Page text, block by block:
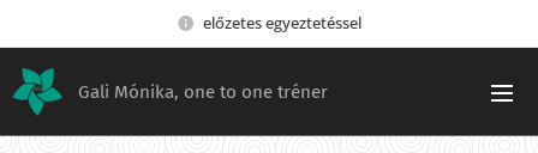
előzetes egyeztetéssel
Gali Mónika, one to one tréner